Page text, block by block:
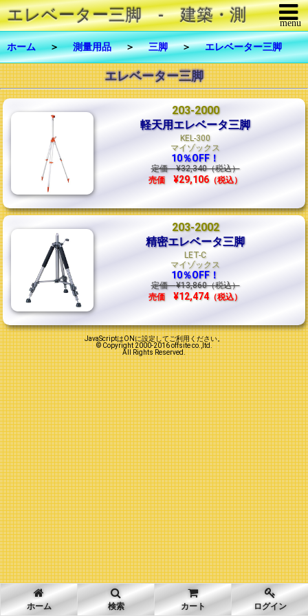
エレベーター三脚 - 建築・測量・製図
menu
メニューを閉じる
商品一覧
修理・メンテナンス
FAX注文
お問合せ
ご利用について
リンク
会社概要
ホーム ＞ 測量用品 ＞ 三脚 ＞ エレベーター三脚
エレベーター三脚
203-2000
軽天用エレベータ三脚
KEL-300
マイゾックス
10％OFF！
定価¥32,340（税込）
売価 ¥29,106（税込）
203-2002
精密エレベータ三脚
LET-C
マイゾックス
10％OFF！
定価¥13,860（税込）
売価 ¥12,474（税込）
ホーム 検索 カート ログイン
JavaScriptはONに設定してご利用ください。
© Copyright 2000-2016 offsite co.,ltd.
All Rights Reserved.